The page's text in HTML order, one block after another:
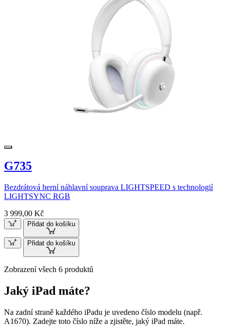
G735
Bezdrátová herní náhlavní souprava LIGHTSPEED s technologií
LIGHTSYNC RGB
3 999,00 Kč
Přidat do košíku
Přidat do košíku
Zobrazení všech 6 produktů
Jaký iPad máte?
Na zadní straně každého iPadu je uvedeno číslo modelu (např.
A1670). Zadejte toto číslo níže a zjistěte, jaký iPad máte.